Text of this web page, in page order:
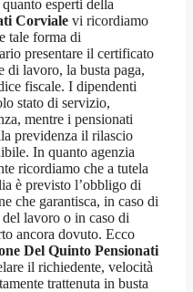
esperti della
Corviale vi ricordiamo
tale forma di
presentare il certificato
di lavoro, la busta paga,
fiscale. I dipendenti
stato di servizio,
mentre i pensionati
previdenza il rilascio
In quanto agenzia
ricordiamo che a tutela
è previsto l’obbligo di
che garantisca, in caso di
lavoro o in caso di
ancora dovuto. Ecco
Del Quinto Pensionati
il richiedente, velocità
trattenuta in busta